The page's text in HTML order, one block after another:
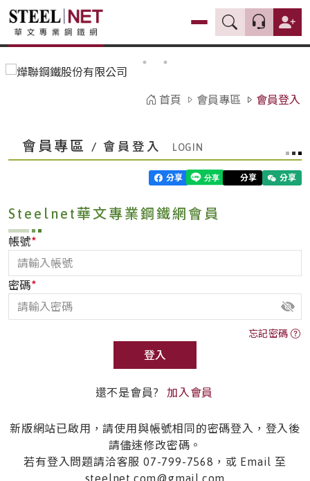
首頁 會員專區 會員登入
會員專區 / 會員登入
分享 分享 分享
Steelnet華文專業鋼鐵網會員
帳號*
密碼*
忘記密碼
登入
還不是會員? 加入會員
新版網站已啟用，請使用與帳號相同的密碼登入，登入後
請儘速修改密碼。
若有登入問題請洽客服 07-799-7568，或 Email 至
steelnet.com@gmail.com